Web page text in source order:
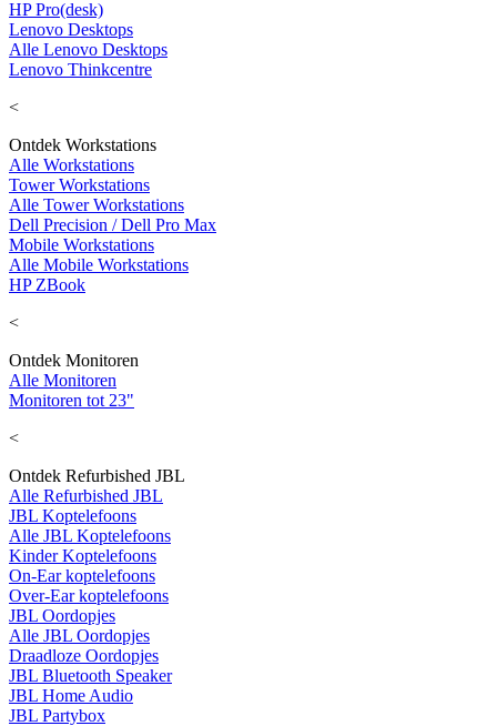
HP Pro(desk)
Lenovo Desktops
Alle Lenovo Desktops
Lenovo Thinkcentre
<
Ontdek Workstations
Alle Workstations
Tower Workstations
Alle Tower Workstations
Dell Precision / Dell Pro Max
Mobile Workstations
Alle Mobile Workstations
HP ZBook
<
Ontdek Monitoren
Alle Monitoren
Monitoren tot 23"
<
Ontdek Refurbished JBL
Alle Refurbished JBL
JBL Koptelefoons
Alle JBL Koptelefoons
Kinder Koptelefoons
On-Ear koptelefoons
Over-Ear koptelefoons
JBL Oordopjes
Alle JBL Oordopjes
Draadloze Oordopjes
JBL Bluetooth Speaker
JBL Home Audio
JBL Partybox